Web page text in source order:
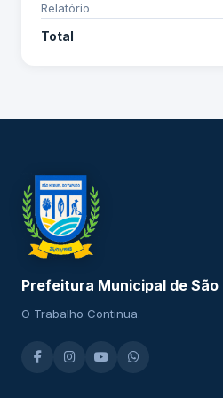
Relatório
Total
Prefeitura Municipal de São
O Trabalho Continua.